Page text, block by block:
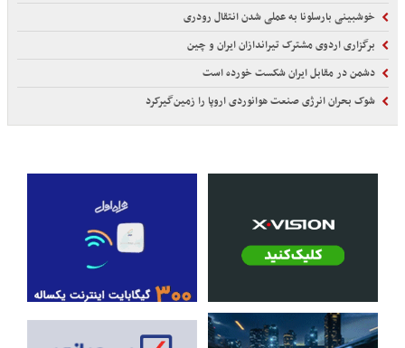
خوشبینی بارسلونا به عملی شدن انتقال رودری
برگزاری اردوی مشترک تیراندازان ایران و چین
دشمن در مقابل ایران شکست خورده است
شوک بحران انرژی صنعت هوانوردی اروپا را زمین‌گیر‌کرد